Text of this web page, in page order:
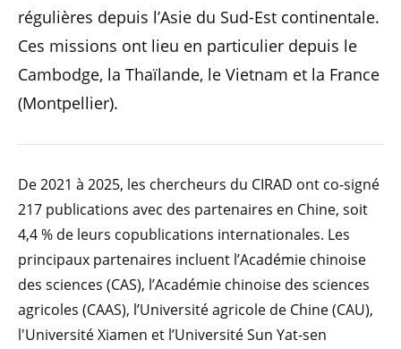
régulières depuis l’Asie du Sud-Est continentale.
Ces missions ont lieu en particulier depuis le
Cambodge, la Thaïlande, le Vietnam et la France
(Montpellier).
De 2021 à 2025, les chercheurs du CIRAD ont co-signé
217 publications avec des partenaires en Chine, soit
4,4 % de leurs copublications internationales. Les
principaux partenaires incluent l’Académie chinoise
des sciences (CAS), l’Académie chinoise des sciences
agricoles (CAAS), l’Université agricole de Chine (CAU),
l'Université Xiamen et l’Université Sun Yat-sen